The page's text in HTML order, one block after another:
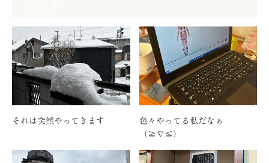
それは突然やってきます
色々やってる私だなぁ
（≧∇≦）